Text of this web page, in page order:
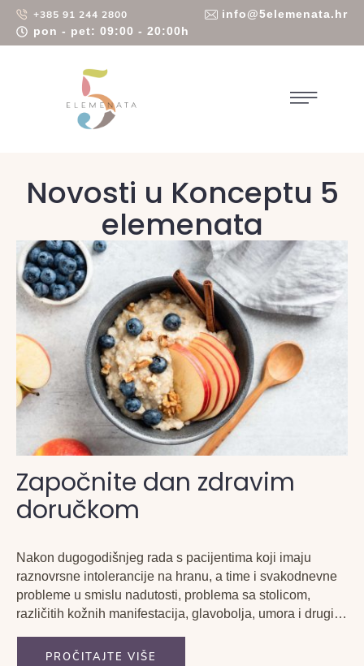
+385 91 244 2800
info@5elemenata.hr
pon - pet: 09:00 - 20:00h
Novosti u Konceptu 5
elemenata
Započnite dan zdravim
doručkom
Nakon dugogodišnjeg rada s pacijentima koji imaju
raznovrsne intolerancije na hranu, a time i svakodnevne
probleme u smislu nadutosti, problema sa stolicom,
različitih kožnih manifestacija, glavobolja, umora i drugih,
praktičnih naputaka.
PROČITAJTE VIŠE